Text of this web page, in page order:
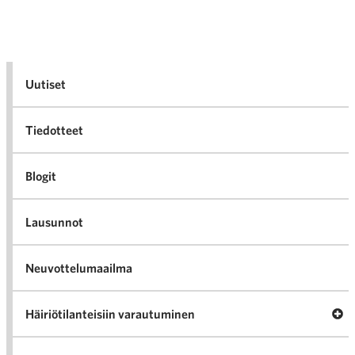
Uutiset
Tiedotteet
Blogit
Lausunnot
Neuvottelumaailma
Häiriötilanteisiin varautuminen